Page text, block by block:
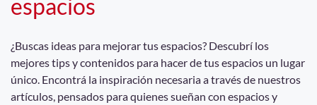
espacios
¿Buscas ideas para mejorar tus espacios? Descubrí los
mejores tips y contenidos para hacer de tus espacios un lugar
único. Encontrá la inspiración necesaria a través de nuestros
artículos, pensados para quienes sueñan con espacios y